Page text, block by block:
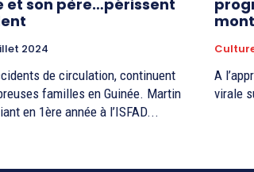
son père…périssent
2024
de circulation, continuent
familles en Guinée. Martin
en 1ère année à l’ISFAD...
A
virale